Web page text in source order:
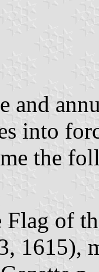
and
into
the
Flag of